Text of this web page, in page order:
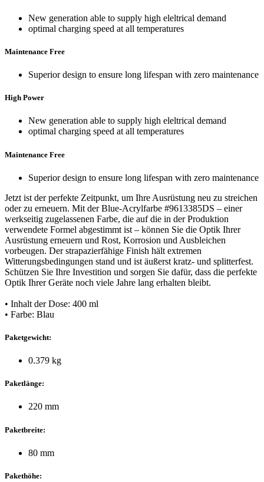
New generation able to supply high eleltrical demand
optimal charging speed at all temperatures
Maintenance Free
Superior design to ensure long lifespan with zero maintenance
High Power
New generation able to supply high eleltrical demand
optimal charging speed at all temperatures
Maintenance Free
Superior design to ensure long lifespan with zero maintenance
Jetzt ist der perfekte Zeitpunkt, um Ihre Ausrüstung neu zu streichen
oder zu erneuern. Mit der Blue-Acrylfarbe #9613385DS – einer
werkseitig zugelassenen Farbe, die auf die in der Produktion
verwendete Formel abgestimmt ist – können Sie die Optik Ihrer
Ausrüstung erneuern und Rost, Korrosion und Ausbleichen
vorbeugen. Der strapazierfähige Finish hält extremen
Witterungsbedingungen stand und ist äußerst kratz- und splitterfest.
Schützen Sie Ihre Investition und sorgen Sie dafür, dass die perfekte
Optik Ihrer Geräte noch viele Jahre lang erhalten bleibt.
• Inhalt der Dose: 400 ml
• Farbe: Blau
Paketgewicht:
0.379 kg
Paketlänge:
220 mm
Paketbreite:
80 mm
Pakethöhe: